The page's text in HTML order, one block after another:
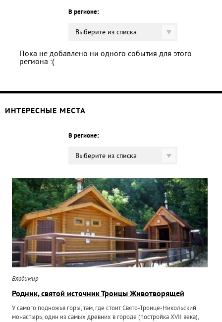
В регионе:
Выберите из списка
Пока не добавлено ни одного события для этого
региона :(
ИНТЕРЕСНЫЕ МЕСТА
В регионе:
Выберите из списка
Владимир
Родник, святой источник Троицы Животворящей
У самого подножья горы, там, где стоит Свято-Троице-Никольский
монастырь, один из самых древних в городе (постройка XVII века),